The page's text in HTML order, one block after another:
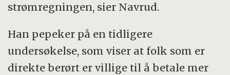
strømregningen, sier Navrud.
Han pepeker på en tidligere
undersøkelse, som viser at folk som er
direkte berørt er villige til å betale mer